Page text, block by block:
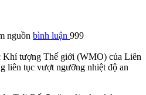
nguồn bình luận 999
Khí tượng Thế giới (WMO) của Liên
liên tục vượt ngưỡng nhiệt độ an